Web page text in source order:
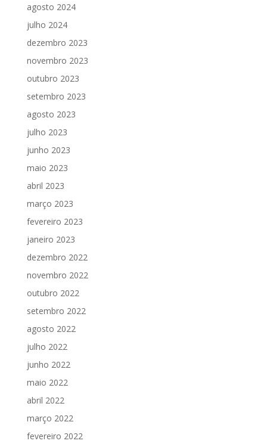
agosto 2024
julho 2024
dezembro 2023
novembro 2023
outubro 2023
setembro 2023
agosto 2023
julho 2023
junho 2023
maio 2023
abril 2023
março 2023
fevereiro 2023
janeiro 2023
dezembro 2022
novembro 2022
outubro 2022
setembro 2022
agosto 2022
julho 2022
junho 2022
maio 2022
abril 2022
março 2022
fevereiro 2022